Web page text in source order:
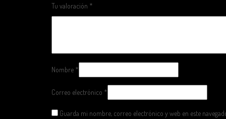
Tu valoración *
Nombre *
Correo electrónico *
Guarda mi nombre, correo electrónico y web en este